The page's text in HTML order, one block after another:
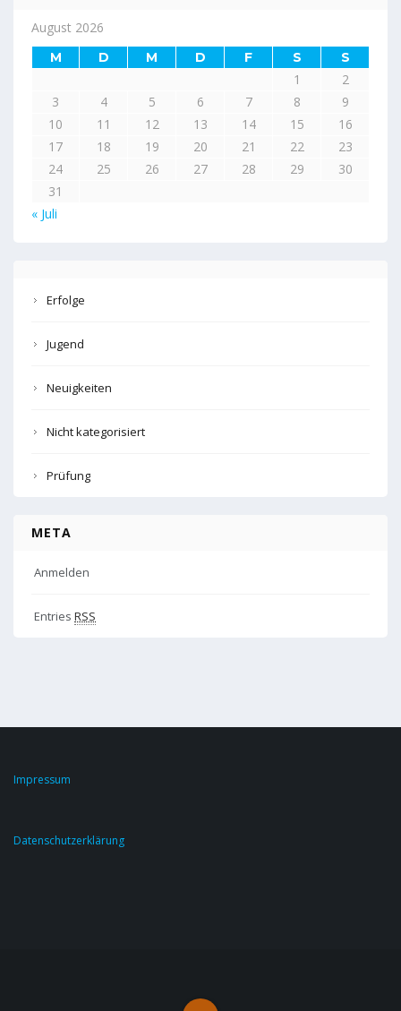
August 2026
M D M D F S S
1
2
3
4 5 6 7 8
9
10
11 12 13 14 15
16
17
18 19 20 21 22
23
24
25 26 27 28 29
30
31
« Juli
Erfolge
Jugend
Neuigkeiten
Nicht kategorisiert
Prüfung
META
Anmelden
Entries RSS
Impressum
Datenschutzerklärung